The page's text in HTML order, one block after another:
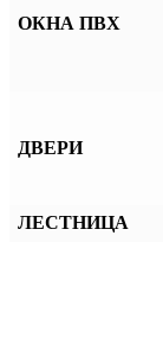
ОКНА ПВХ
ДВЕРИ
ЛЕСТНИЦА